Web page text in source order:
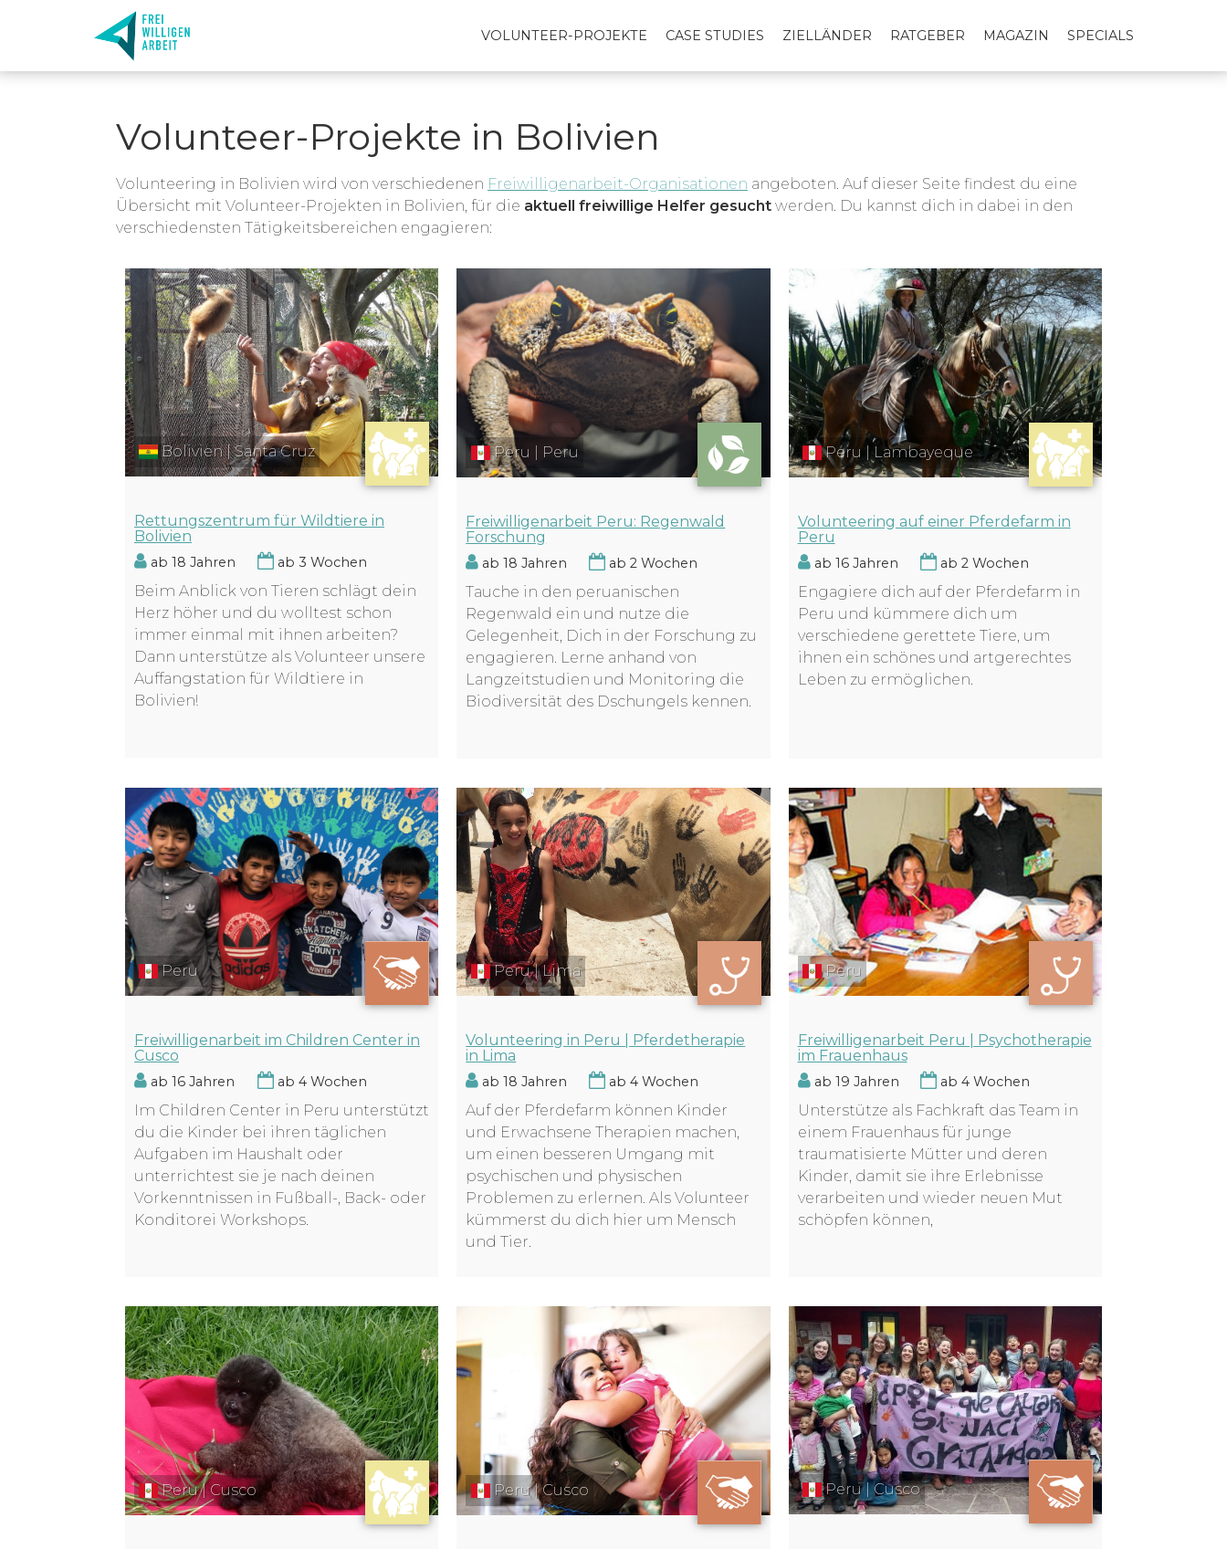
VOLUNTEER-PROJEKTE CASE STUDIES ZIELLÄNDER RATGEBER MAGAZIN SPECIALS
Volunteer-Projekte in Bolivien
Volunteering in Bolivien wird von verschiedenen Freiwilligenarbeit-Organisationen angeboten. Auf dieser Seite findest du eine
Übersicht mit Volunteer-Projekten in Bolivien, für die aktuell freiwillige Helfer gesucht werden. Du kannst dich in dabei in den
verschiedensten Tätigkeitsbereichen engagieren:
Bolivien | Santa Cruz
Rettungszentrum für Wildtiere in
Bolivien
ab 18 Jahren ab 3 Wochen
Beim Anblick von Tieren schlägt dein
Herz höher und du wolltest schon
immer einmal mit ihnen arbeiten?
Dann unterstütze als Volunteer unsere
Auffangstation für Wildtiere in
Bolivien!
Peru | Peru
Freiwilligenarbeit Peru: Regenwald
Forschung
ab 18 Jahren ab 2 Wochen
Tauche in den peruanischen
Regenwald ein und nutze die
Gelegenheit, Dich in der Forschung zu
engagieren. Lerne anhand von
Langzeitstudien und Monitoring die
Biodiversität des Dschungels kennen.
Peru | Lambayeque
Volunteering auf einer Pferdefarm in
Peru
ab 16 Jahren ab 2 Wochen
Engagiere dich auf der Pferdefarm in
Peru und kümmere dich um
verschiedene gerettete Tiere, um
ihnen ein schönes und artgerechtes
Leben zu ermöglichen.
Peru
Freiwilligenarbeit im Children Center in
Cusco
ab 16 Jahren ab 4 Wochen
Im Children Center in Peru unterstützt
du die Kinder bei ihren täglichen
Aufgaben im Haushalt oder
unterrichtest sie je nach deinen
Vorkenntnissen in Fußball-, Back- oder
Konditorei Workshops.
Peru | Lima
Volunteering in Peru | Pferdetherapie
in Lima
ab 18 Jahren ab 4 Wochen
Auf der Pferdefarm können Kinder
und Erwachsene Therapien machen,
um einen besseren Umgang mit
psychischen und physischen
Problemen zu erlernen. Als Volunteer
kümmerst du dich hier um Mensch
und Tier.
Peru
Freiwilligenarbeit Peru | Psychotherapie
im Frauenhaus
ab 19 Jahren ab 4 Wochen
Unterstütze als Fachkraft das Team in
einem Frauenhaus für junge
traumatisierte Mütter und deren
Kinder, damit sie ihre Erlebnisse
verarbeiten und wieder neuen Mut
schöpfen können,
Peru | Cusco Peru | Cusco Peru | Cusco